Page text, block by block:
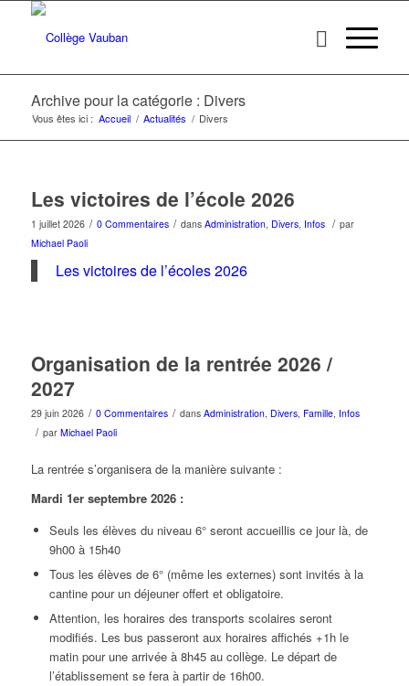
Archive pour la catégorie : Divers
Vous êtes ici : Accueil / Actualités / Divers
Les victoires de l’école 2026
1 juillet 2026 / 0 Commentaires / dans Administration, Divers, Infos / par
Michael Paoli
Les victoires de l’écoles 2026
Organisation de la rentrée 2026 /
2027
29 juin 2026 / 0 Commentaires / dans Administration, Divers, Famille, Infos
/ par Michael Paoli
La rentrée s’organisera de la manière suivante :
Mardi 1er septembre 2026 :
Seuls les élèves du niveau 6° seront accueillis ce jour là, de
9h00 à 15h40
Tous les élèves de 6° (même les externes) sont invités à la
cantine pour un déjeuner offert et obligatoire.
Attention, les horaires des transports scolaires seront
modifiés. Les bus passeront aux horaires affichés +1h le
matin pour une arrivée à 8h45 au collège. Le départ de
l’établissement se fera à partir de 16h00.